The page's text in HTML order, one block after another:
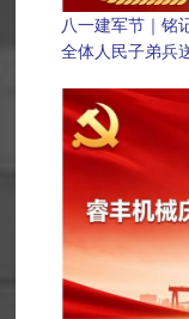
八一建军节｜铭
全体人民子弟兵